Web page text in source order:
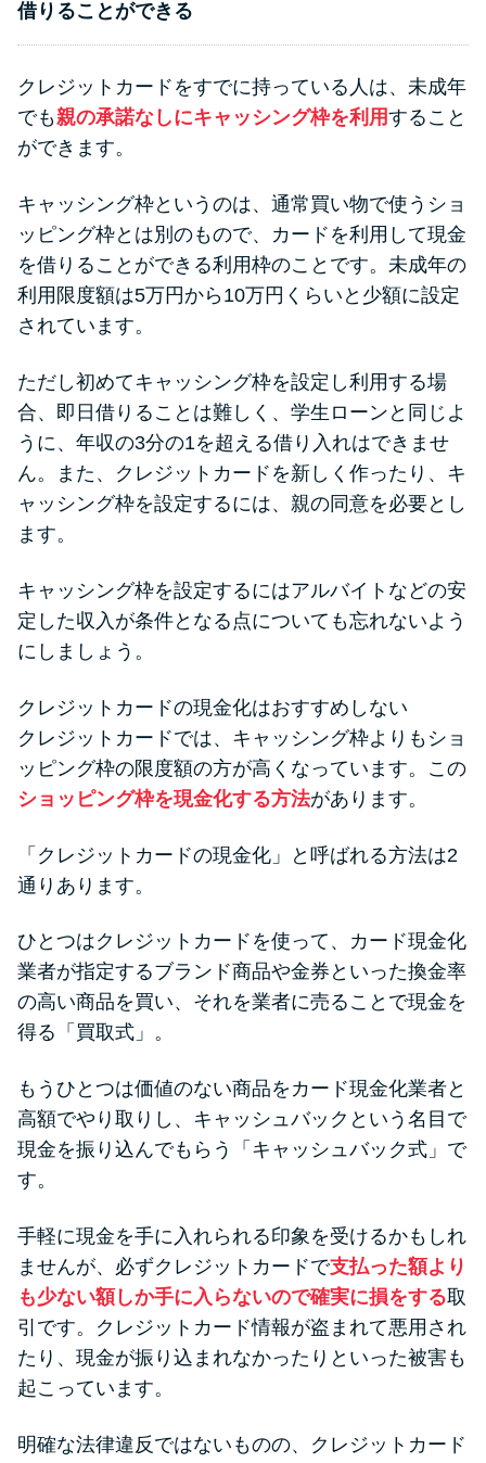
借りることができる
クレジットカードをすでに持っている人は、未成年
でも親の承諾なしにキャッシング枠を利用すること
ができます。
キャッシング枠というのは、通常買い物で使うショ
ッピング枠とは別のもので、カードを利用して現金
を借りることができる利用枠のことです。未成年の
利用限度額は5万円から10万円くらいと少額に設定
されています。
ただし初めてキャッシング枠を設定し利用する場
合、即日借りることは難しく、学生ローンと同じよ
うに、年収の3分の1を超える借り入れはできませ
ん。また、クレジットカードを新しく作ったり、キ
ャッシング枠を設定するには、親の同意を必要とし
ます。
キャッシング枠を設定するにはアルバイトなどの安
定した収入が条件となる点についても忘れないよう
にしましょう。
クレジットカードの現金化はおすすめしない
クレジットカードでは、キャッシング枠よりもショ
ッピング枠の限度額の方が高くなっています。この
ショッピング枠を現金化する方法があります。
「クレジットカードの現金化」と呼ばれる方法は2
通りあります。
ひとつはクレジットカードを使って、カード現金化
業者が指定するブランド商品や金券といった換金率
の高い商品を買い、それを業者に売ることで現金を
得る「買取式」。
もうひとつは価値のない商品をカード現金化業者と
高額でやり取りし、キャッシュバックという名目で
現金を振り込んでもらう「キャッシュバック式」で
す。
手軽に現金を手に入れられる印象を受けるかもしれ
ませんが、必ずクレジットカードで支払った額より
も少ない額しか手に入らないので確実に損をする取
引です。クレジットカード情報が盗まれて悪用され
たり、現金が振り込まれなかったりといった被害も
起こっています。
明確な法律違反ではないものの、クレジットカード